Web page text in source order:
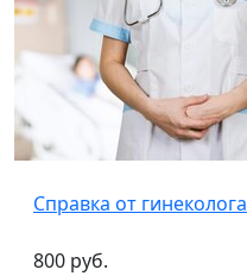
Справка от гинеколога
800 руб.